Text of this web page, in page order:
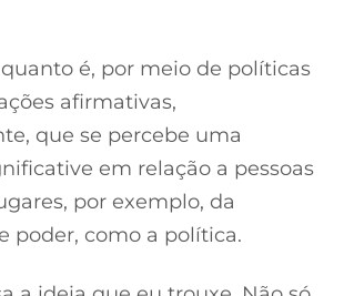
é, por meio de políticas
afirmativas,
que se percebe uma
em relação a pessoas
por exemplo, da
poder, como a política.